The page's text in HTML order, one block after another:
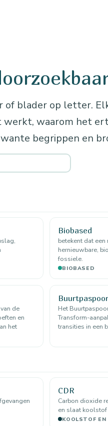
of blader op letter.
waarom het
begrippen en
Biobased
betekent dat
hernieuwbare,
fossiele.
BIOBASED
de
en
het
Het
Transform-
transities in een
CDR
Carbon dioxide
en slaat
KOOLSTOF